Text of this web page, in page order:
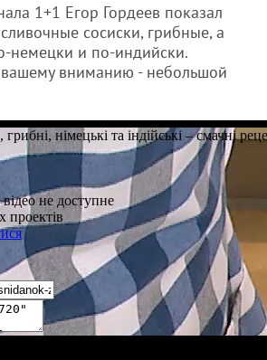
1+1 Егор Гордеев показал
сосиски, грибные, а
немецки и по-индийски.
вашему вниманию - небольшой